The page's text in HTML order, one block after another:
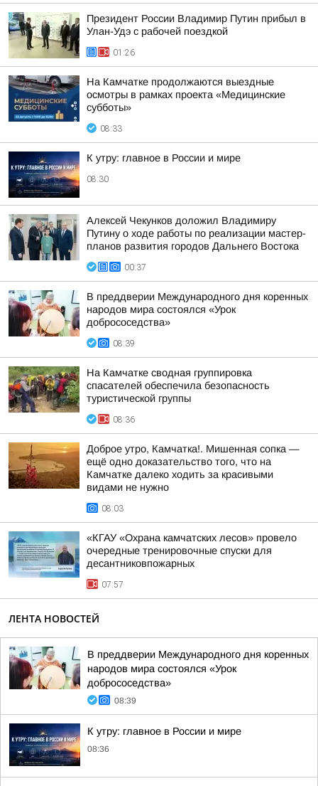
Президент России Владимир Путин прибыл в
Улан-Удэ с рабочей поездкой
01:26
На Камчатке продолжаются выездные
осмотры в рамках проекта «Медицинские
субботы»
08:33
К утру: главное в России и мире
08:30
Алексей Чекунков доложил Владимиру
Путину о ходе работы по реализации мастер-
планов развития городов Дальнего Востока
00:37
В преддверии Международного дня коренных
народов мира состоялся «Урок
добрососедства»
08:39
На Камчатке сводная группировка
спасателей обеспечила безопасность
туристической группы
08:36
Доброе утро, Камчатка!. Мишенная сопка —
ещё одно доказательство того, что на
Камчатке далеко ходить за красивыми
видами не нужно
08:03
«КГАУ «Охрана камчатских лесов» провело
очередные тренировочные спуски для
десантниковпожарных
07:57
ЛЕНТА НОВОСТЕЙ
В преддверии Международного дня коренных
народов мира состоялся «Урок
добрососедства»
08:39
К утру: главное в России и мире
08:36